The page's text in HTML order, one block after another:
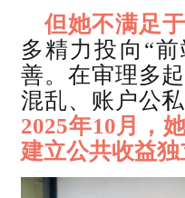
但她不满足
多精力投向“
善。在审理多
混乱、账户公
2025年10月，
建立公共收益